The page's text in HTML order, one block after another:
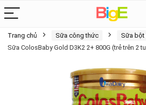
Trang chủ Sữa công thức
Sữa bột
Sữa ColosBaby Gold D3K2 2+ 800G (trẻ trên 2